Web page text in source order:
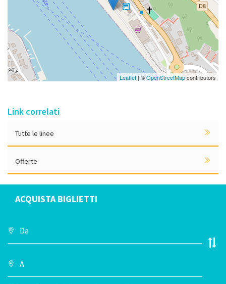
Leaflet | ©OpenStreetMapcontributors
Link correlati
Tutte le linee
Offerte
ACQUISTA BIGLIETTI